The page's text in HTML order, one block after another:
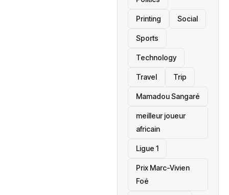
Printing Social
Sports
Technology
Travel Trip
Mamadou Sangaré
meilleur joueur
africain
Ligue 1
Prix Marc-Vivien
Foé